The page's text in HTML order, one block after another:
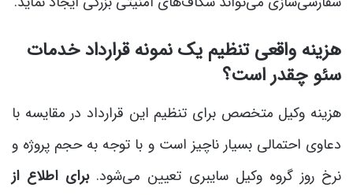
هزینه واقعی تنظیم یک نمونه قرارداد خدمات
سئو چقدر است؟
هزینه وکیل متخصص برای تنظیم این قرارداد در مقایسه با
دعاوی احتمالی بسیار ناچیز است و با توجه به حجم پروژه و
نرخ روز گروه وکیل سایبری تعیین می‌شود.برای اطلاع از